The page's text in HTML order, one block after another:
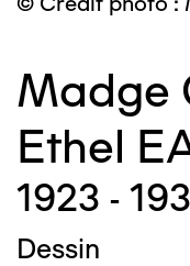
Madge
Ethel
1923 -
Dessin